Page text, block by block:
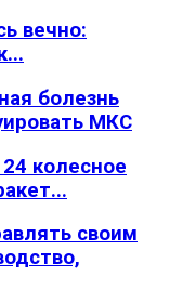
вечно:
болезнь
МКС
колесное
своим